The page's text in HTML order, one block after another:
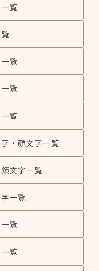
覧
覧
覧
覧
・顔文字一覧
文字一覧
一覧
覧
覧